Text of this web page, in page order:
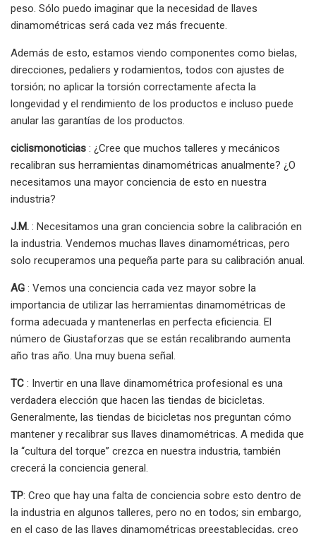
peso. Sólo puedo imaginar que la necesidad de llaves
dinamométricas será cada vez más frecuente.
Además de esto, estamos viendo componentes como bielas,
direcciones, pedaliers y rodamientos, todos con ajustes de
torsión; no aplicar la torsión correctamente afecta la
longevidad y el rendimiento de los productos e incluso puede
anular las garantías de los productos.
ciclismonoticias : ¿Cree que muchos talleres y mecánicos
recalibran sus herramientas dinamométricas anualmente? ¿O
necesitamos una mayor conciencia de esto en nuestra
industria?
J.M. : Necesitamos una gran conciencia sobre la calibración en
la industria. Vendemos muchas llaves dinamométricas, pero
solo recuperamos una pequeña parte para su calibración anual.
AG : Vemos una conciencia cada vez mayor sobre la
importancia de utilizar las herramientas dinamométricas de
forma adecuada y mantenerlas en perfecta eficiencia. El
número de Giustaforzas que se están recalibrando aumenta
año tras año. Una muy buena señal.
TC : Invertir en una llave dinamométrica profesional es una
verdadera elección que hacen las tiendas de bicicletas.
Generalmente, las tiendas de bicicletas nos preguntan cómo
mantener y recalibrar sus llaves dinamométricas. A medida que
la “cultura del torque” crezca en nuestra industria, también
crecerá la conciencia general.
TP: Creo que hay una falta de conciencia sobre esto dentro de
la industria en algunos talleres, pero no en todos; sin embargo,
en el caso de las llaves dinamométricas preestablecidas, creo